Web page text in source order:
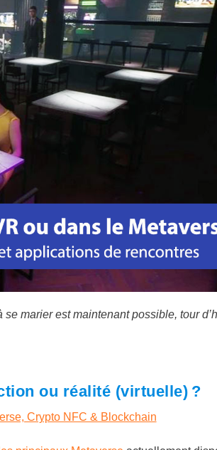
marier est maintenant possible, tour
ou réalité (virtuelle) ?
Crypto NFC & Blockchain